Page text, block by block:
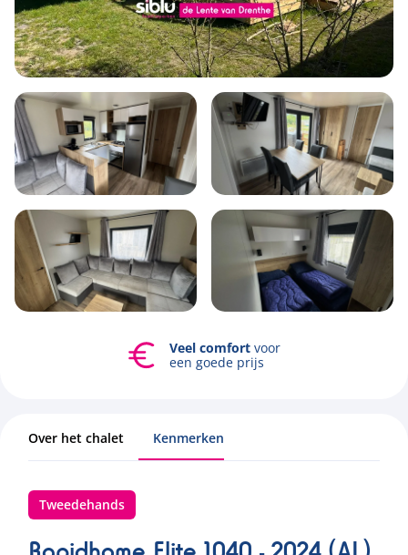
6 2 3 40m2
Bekijk alle foto's
Mogelijkheid
totverhuren
Over het chalet Kenmerken
Tweedehands